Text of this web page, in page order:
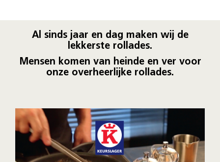
Al sinds jaar en dag maken wij de
lekkerste rollades.
Mensen komen van heinde en ver voor
onze overheerlijke rollades.